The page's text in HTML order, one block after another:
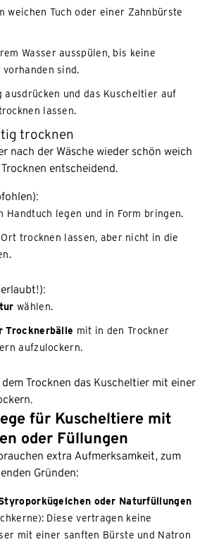
weichen Tuch oder einer Zahnbürste
Wasser ausspülen, bis keine
sind.
ausdrücken und das Kuscheltier auf
lassen.
trocknen
nach der Wäsche wieder schön weich
entscheidend.
Handtuch legen und in Form bringen.
trocknen lassen, aber nicht in die
wählen.
Trocknerbälle mit in den Trockner
aufzulockern.
dem Trocknen das Kuscheltier mit einer
für Kuscheltiere mit
oder Füllungen
extra Aufmerksamkeit, zum
Gründen:
oder Naturfüllungen
Diese vertragen keine
mit einer sanften Bürste und Natron